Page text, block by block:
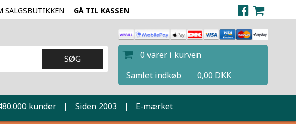
SALGSBUTIKKEN GÅ TIL KASSEN
0 varer i kurven
Samlet indkøb
0,00 DKK
kunder | Siden 2003 | E-mærket